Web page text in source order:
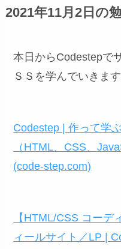
2021年11月2日の
本日からCodestepで
ＳＳを学んでいきます
Codestep | 作って学
（HTML、CSS、
(code-step.com)
【HTML/CSS コー
ィールサイト／LP |